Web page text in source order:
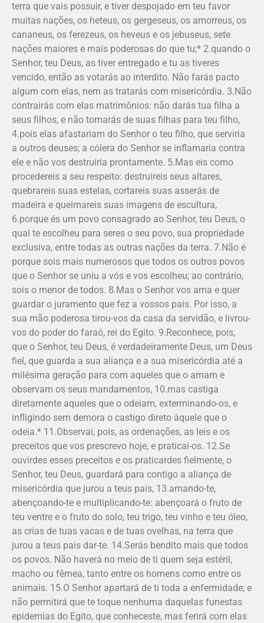
terra que vais possuir, e tiver despojado em teu favor
muitas nações, os heteus, os gergeseus, os amor­reus, os
cananeus, os ferezeus, os he­veus e os jebuseus, sete
nações maiores e mais poderosas do que tu;* 2.quando o
Senhor, teu Deus, as tiver entregado e tu as tiveres
vencido, então as votarás ao interdito. Não farás pacto
algum com elas, nem as tratarás com misericórdia. 3.Não
contrairás com elas matrimônios: não darás tua filha a
seus filhos, e não tomarás de suas filhas para teu filho,
4.pois elas afastariam do Senhor o teu filho, que serviria
a outros deuses; a cólera do Senhor se inflamaria contra
ele e não vos destruiria prontamente. 5.Mas eis como
procedereis a seu respeito: des­trui­reis seus altares,
quebrareis suas estelas, cortareis suas asserás de
madeira e quei­ma­reis suas imagens de escultura,
6.porque és um povo consagrado ao Senhor, teu Deus, o
qual te escolheu para seres o seu povo, sua propriedade
exclusiva, entre todas as outras nações da terra. 7.Não é
porque sois mais numerosos que todos os outros povos
que o Senhor se uniu a vós e vos escolheu; ao contrário,
sois o menor de todos. 8.Mas o Senhor vos ama e quer
guardar o juramento que fez a vossos pais. Por isso, a
sua mão poderosa tirou-vos da casa da servidão, e livrou-
vos do poder do faraó, rei do Egito. 9.Reconhece, pois,
que o Senhor, teu Deus, é verdadeiramente Deus, um Deus
fiel, que guarda a sua aliança e a sua misericórdia até a
milésima geração para com aqueles que o amam e
observam os seus mandamentos, 10.mas castiga
diretamente aqueles que o odeiam, exterminando-os, e
infligindo sem demora o castigo direto àquele que o
odeia.* 11.Observai, pois, as orde­nações, as leis e os
preceitos que vos prescrevo hoje, e praticai-os. 12.Se
ouvirdes esses preceitos e os praticardes fielmente, o
Senhor, teu Deus, guardará para contigo a aliança de
misericórdia que jurou a teus pais, 13.amando-te,
abençoando-te e multiplicando-te: abençoa­rá o fruto de
teu ventre e o fruto do solo, teu trigo, teu vinho e teu óleo,
as crias de tuas vacas e de tuas ovelhas, na terra que
jurou a teus pais dar-te. 14.Serás bendito mais que todos
os povos. Não haverá no meio de ti quem seja estéril,
macho ou fêmea, tanto entre os homens como entre os
animais. 15.O Senhor apartará de ti toda a enfermidade; e
não permitirá que te toque nenhuma daquelas funestas
epidemias do Egito, que conheceste, mas ferirá com elas